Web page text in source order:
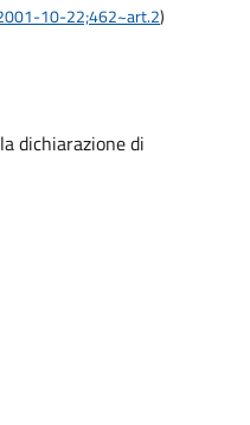
10-22;462~art.2)
dichiarazione di